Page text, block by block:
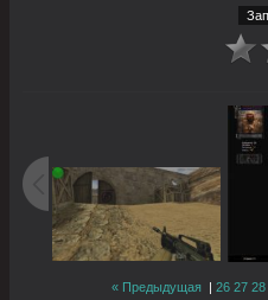
« Предыдущая |26 27 28